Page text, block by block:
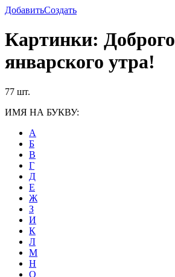
ДобавитьСоздать
Картинки: Доброго
январского утра!
77 шт.
ИМЯ НА БУКВУ:
А
Б
В
Г
Д
Е
Ж
З
И
К
Л
М
Н
О